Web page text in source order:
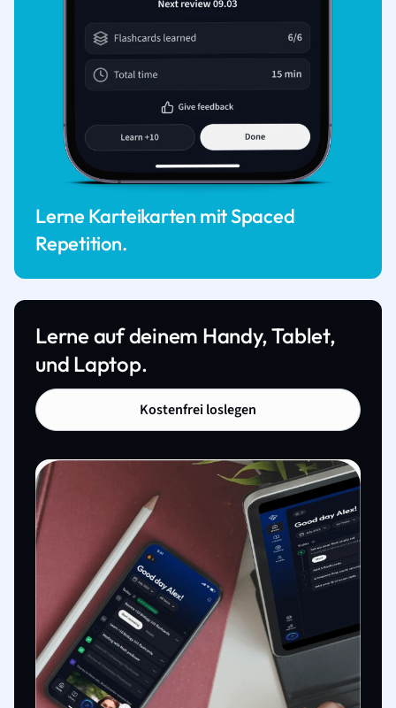
Lerne Karteikarten mit Spaced
Repetition.
Lerne auf deinem Handy, Tablet,
und Laptop.
Kostenfrei loslegen